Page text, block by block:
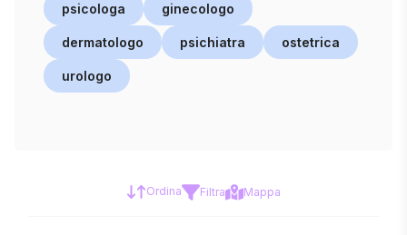
psicologa ginecologo
dermatologo psichiatra ostetrica
urologo
Ordina Filtra Mappa